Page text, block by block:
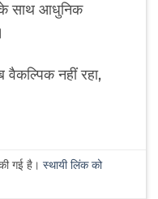
के साथ आधुनिक
नहीं रहा,
गई है। स्थायी लिंक को